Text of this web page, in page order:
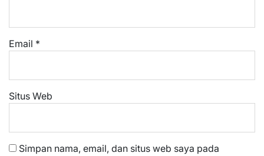
Email *
Situs Web
Simpan nama, email, dan situs web saya pada